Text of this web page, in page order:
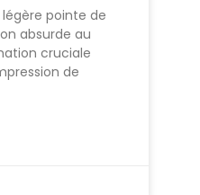
pointe de
absurde au
cruciale
de